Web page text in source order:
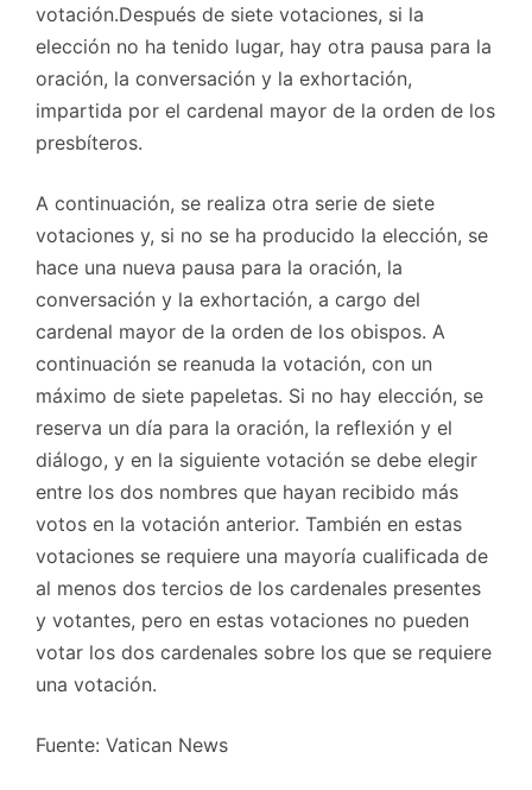
votación.Después de siete votaciones, si la
elección no ha tenido lugar, hay otra pausa para la
oración, la conversación y la exhortación,
impartida por el cardenal mayor de la orden de los
presbíteros.
A continuación, se realiza otra serie de siete
votaciones y, si no se ha producido la elección, se
hace una nueva pausa para la oración, la
conversación y la exhortación, a cargo del
cardenal mayor de la orden de los obispos. A
continuación se reanuda la votación, con un
máximo de siete papeletas. Si no hay elección, se
reserva un día para la oración, la reflexión y el
diálogo, y en la siguiente votación se debe elegir
entre los dos nombres que hayan recibido más
votos en la votación anterior. También en estas
votaciones se requiere una mayoría cualificada de
al menos dos tercios de los cardenales presentes
y votantes, pero en estas votaciones no pueden
votar los dos cardenales sobre los que se requiere
una votación.
Fuente: Vatican News